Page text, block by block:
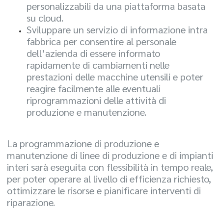
personalizzabili da una piattaforma basata
su cloud.
Sviluppare un servizio di informazione intra
fabbrica per consentire al personale
dell’azienda di essere informato
rapidamente di cambiamenti nelle
prestazioni delle macchine utensili e poter
reagire facilmente alle eventuali
riprogrammazioni delle attività di
produzione e manutenzione.
La programmazione di produzione e
manutenzione di linee di produzione e di impianti
interi sarà eseguita con flessibilità in tempo reale,
per poter operare al livello di efficienza richiesto,
ottimizzare le risorse e pianificare interventi di
riparazione.